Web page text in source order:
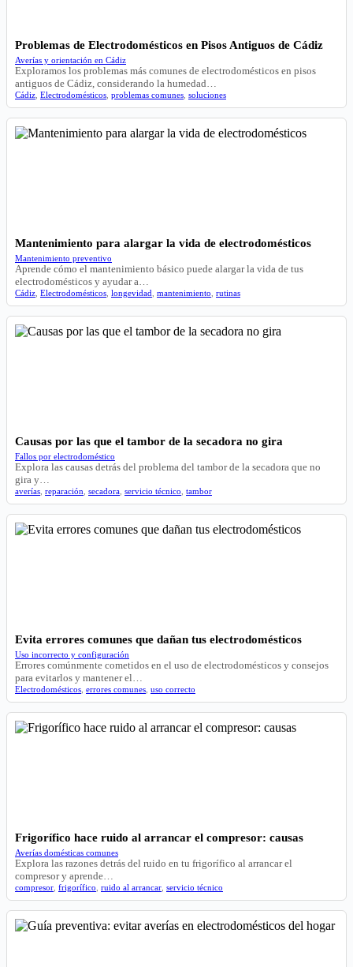
Problemas de Electrodomésticos en Pisos Antiguos de Cádiz
Averías y orientación en Cádiz
Exploramos los problemas más comunes de electrodomésticos en pisos
antiguos de Cádiz, considerando la humedad…
Cádiz Electrodomésticos problemas comunes soluciones
Mantenimiento para alargar la vida de electrodomésticos
Mantenimiento preventivo
Aprende cómo el mantenimiento básico puede alargar la vida de tus
electrodomésticos y ayudar a…
Cádiz Electrodomésticos longevidad mantenimiento rutinas
Causas por las que el tambor de la secadora no gira
Fallos por electrodoméstico
Explora las causas detrás del problema del tambor de la secadora que no
gira y…
averías reparación secadora servicio técnico tambor
Evita errores comunes que dañan tus electrodomésticos
Uso incorrecto y configuración
Errores comúnmente cometidos en el uso de electrodomésticos y consejos
para evitarlos y mantener el…
Electrodomésticos errores comunes uso correcto
Frigorífico hace ruido al arrancar el compresor: causas
Averías domésticas comunes
Explora las razones detrás del ruido en tu frigorífico al arrancar el
compresor y aprende…
compresor frigorífico ruido al arrancar servicio técnico